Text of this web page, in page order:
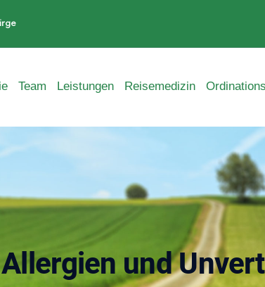
Team Leistungen Reisemedizin
Allergien und